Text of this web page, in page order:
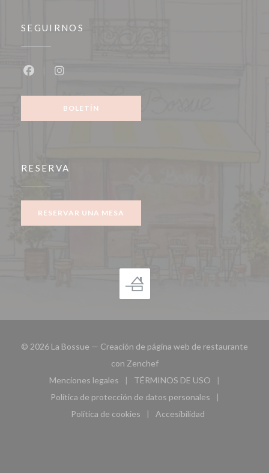
SEGUIRNOS
BOLETÍN
RESERVA
RESERVAR UNA MESA
© 2026 La Bossue — Creación de página web de restaurante
con Zenchef((abre en una nueva ventana))
Menciones legales
((abre en una nueva ventana))
TÉRMINOS DE USO
((abre en una nueva
Política de protección de datos personales
((abre en una nueva ventana))
Política de cookies
((abre en una nueva ventana))
Accesibilidad